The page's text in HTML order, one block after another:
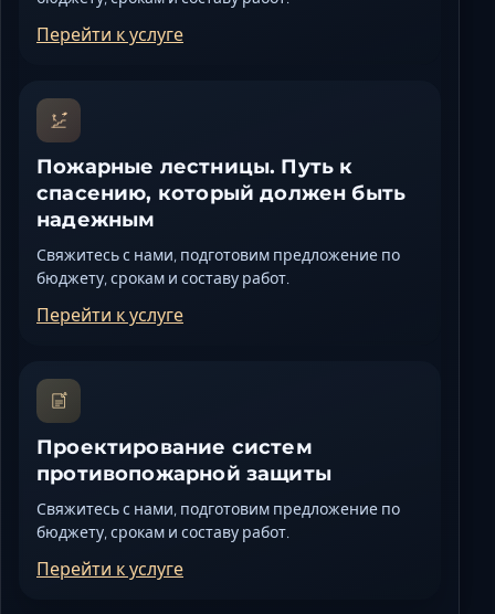
Перейти к услуге
Пожарные лестницы. Путь к
спасению, который должен быть
надежным
Свяжитесь с нами, подготовим предложение по
бюджету, срокам и составу работ.
Перейти к услуге
Проектирование систем
противопожарной защиты
Свяжитесь с нами, подготовим предложение по
бюджету, срокам и составу работ.
Перейти к услуге